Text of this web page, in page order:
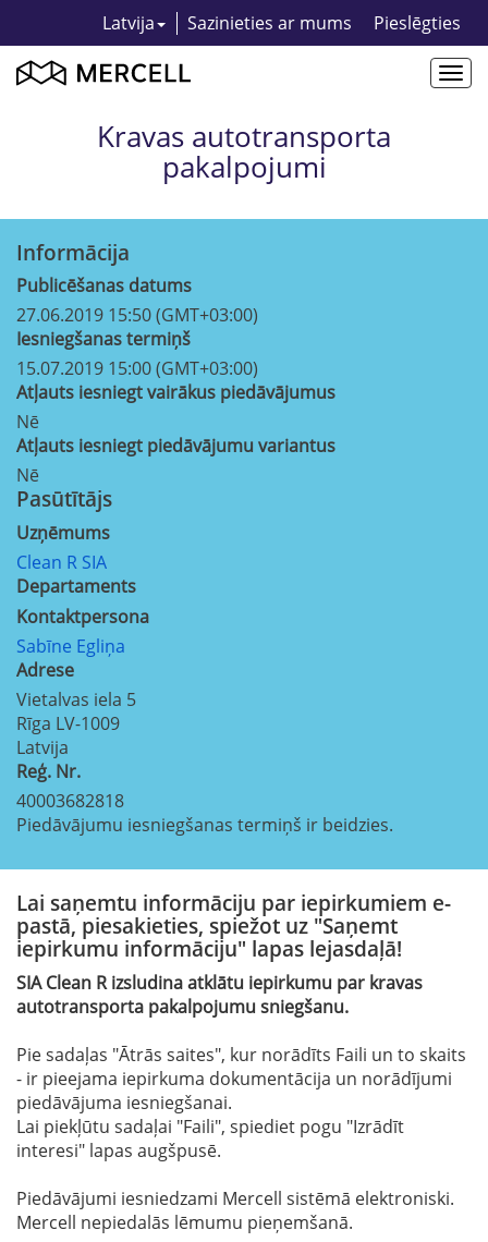
Latvija Sazinieties ar mums Pieslēgties
Kravas autotransporta
pakalpojumi
Informācija
Publicēšanas datums
27.06.2019 15:50 (GMT+03:00)
Iesniegšanas termiņš
15.07.2019 15:00 (GMT+03:00)
Atļauts iesniegt vairākus piedāvājumus
Nē
Atļauts iesniegt piedāvājumu variantus
Nē
Pasūtītājs
Uzņēmums
Clean R SIA
Departaments
Kontaktpersona
Sabīne Egliņa
Adrese
Vietalvas iela 5
Rīga LV-1009
Latvija
Reģ. Nr.
40003682818
Piedāvājumu iesniegšanas termiņš ir beidzies.
Lai saņemtu informāciju par iepirkumiem e-
pastā, piesakieties, spiežot uz "Saņemt
iepirkumu informāciju" lapas lejasdaļā!
SIA Clean R izsludina atklātu iepirkumu par kravas
autotransporta pakalpojumu sniegšanu.
Pie sadaļas "Ātrās saites", kur norādīts Faili un to skaits
- ir pieejama iepirkuma dokumentācija un norādījumi
piedāvājuma iesniegšanai.
Lai piekļūtu sadaļai "Faili", spiediet pogu "Izrādīt
interesi" lapas augšpusē.
Piedāvājumi iesniedzami Mercell sistēmā elektroniski.
Mercell nepiedalās lēmumu pieņemšanā.